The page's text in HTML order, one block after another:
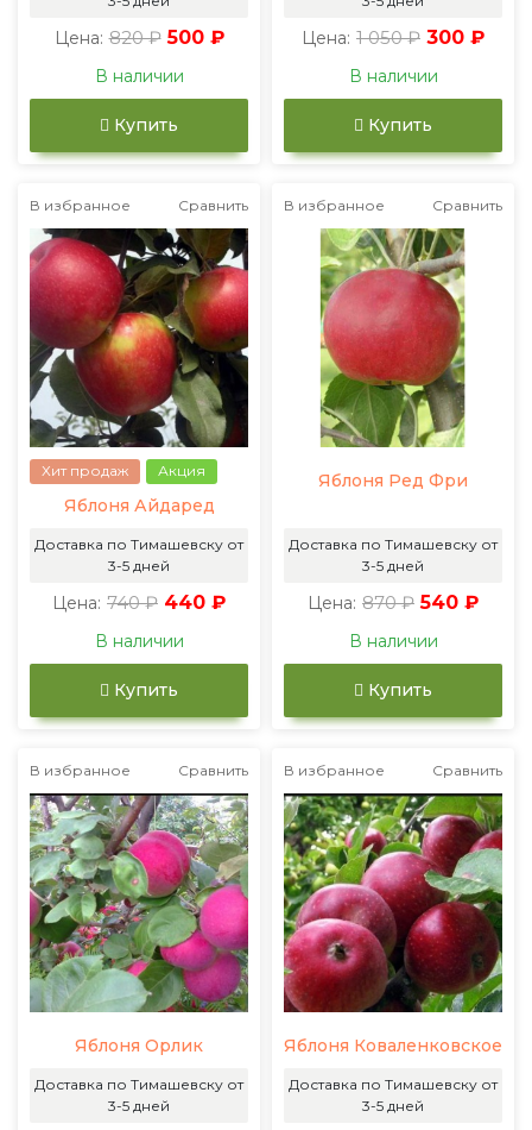
Цена: 820 ₽ 500 ₽
В наличии
Купить
Цена: 1 050 ₽ 300 ₽
В наличии
Купить
В избранное Сравнить
Хит продаж Акция
Яблоня Айдаред
Доставка по Тимашевску от
3-5 дней
Цена: 740 ₽ 440 ₽
В наличии
Купить
В избранное Сравнить
Яблоня Ред Фри
Доставка по Тимашевску от
3-5 дней
Цена: 870 ₽ 540 ₽
В наличии
Купить
В избранное Сравнить
Яблоня Орлик
Доставка по Тимашевску от
3-5 дней
В избранное Сравнить
Яблоня Коваленковское
Доставка по Тимашевску от
3-5 дней